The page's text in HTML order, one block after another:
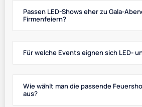
Passen LED-Shows eher zu Gala-
Firmenfeiern?
Für welche Events eignen sich LED-
Wie wählt man die passende
aus?